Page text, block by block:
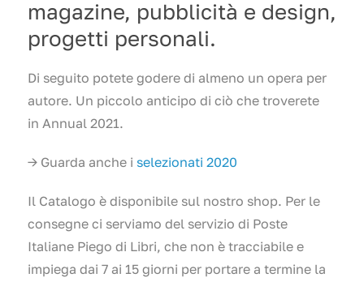
magazine, pubblicità e design,
progetti personali.
Di seguito potete godere di almeno un opera per
autore. Un piccolo anticipo di ciò che troverete
in Annual 2021.
→ Guarda anche i selezionati 2020
Il Catalogo è disponibile sul nostro shop. Per le
consegne ci serviamo del servizio di Poste
Italiane Piego di Libri, che non è tracciabile e
impiega dai 7 ai 15 giorni per portare a termine la